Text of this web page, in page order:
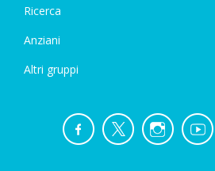
Ricerca
Anziani
Altri gruppi